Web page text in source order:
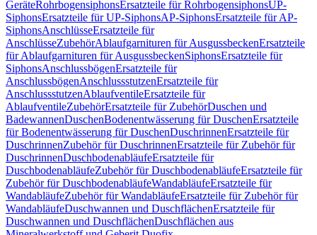
GeräteRohrbogensiphonsErsatzteile für RohrbogensiphonsUP-
SiphonsErsatzteile für UP-SiphonsAP-SiphonsErsatzteile für AP-
SiphonsAnschlüsseErsatzteile für
AnschlüsseZubehörAblaufgarnituren für AusgussbeckenErsatzteile
für Ablaufgarnituren für AusgussbeckenSiphonsErsatzteile für
SiphonsAnschlussbögenErsatzteile für
AnschlussbögenAnschlussstutzenErsatzteile für
AnschlussstutzenAblaufventileErsatzteile für
AblaufventileZubehörErsatzteile für ZubehörDuschen und
BadewannenDuschenBodenentwässerung für DuschenErsatzteile
für Bodenentwässerung für DuschenDuschrinnenErsatzteile für
DuschrinnenZubehör für DuschrinnenErsatzteile für Zubehör für
DuschrinnenDuschbodenabläufeErsatzteile für
DuschbodenabläufeZubehör für DuschbodenabläufeErsatzteile für
Zubehör für DuschbodenabläufeWandabläufeErsatzteile für
WandabläufeZubehör für WandabläufeErsatzteile für Zubehör für
WandabläufeDuschwannen und DuschflächenErsatzteile für
Duschwannen und DuschflächenDuschflächen aus